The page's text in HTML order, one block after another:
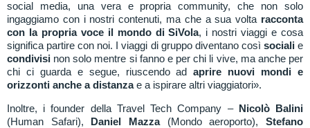
social media, una vera e propria community, che non solo
ingaggiamo con i nostri contenuti, ma che a sua volta racconta
con la propria voce il mondo di SiVola, i nostri viaggi e cosa
significa partire con noi. I viaggi di gruppo diventano così socialie
condivisi non solo mentre si fanno e per chi li vive, ma anche per
chi ci guarda e segue, riuscendo adaprire nuovi mondi e
orizzonti anche a distanzae a ispirare altri viaggiatori».
Inoltre, i founder della Travel Tech Company – Nicolò Balini
(Human Safari), Daniel Mazza(Mondo aeroporto),Stefano